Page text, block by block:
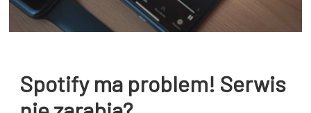
Spotify ma problem! Serwis